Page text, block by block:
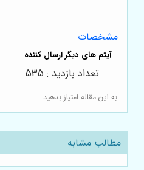
مشخصات
به این مقاله امتیاز بدهید :
تعداد بازدید : 535
مطالب مشابه